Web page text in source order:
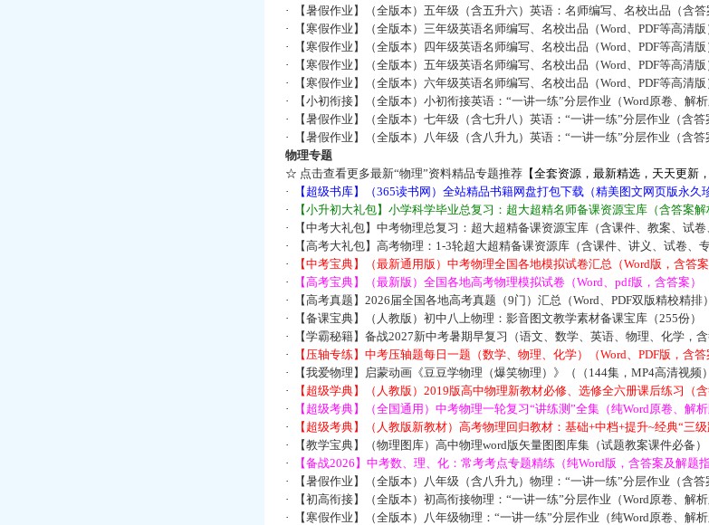
·
【暑假作业】（全版本）五年级（含五升六）英语：名师编写、名校出品（含答
·
【寒假作业】（全版本）三年级英语名师编写、名校出品（Word、PDF等高清版
·
【寒假作业】（全版本）四年级英语名师编写、名校出品（Word、PDF等高清版
·
【寒假作业】（全版本）五年级英语名师编写、名校出品（Word、PDF等高清版
·
【寒假作业】（全版本）六年级英语名师编写、名校出品（Word、PDF等高清版
·
【小初衔接】（全版本）小初衔接英语：“一讲一练”分层作业（Word原卷、解析
·
【暑假作业】（全版本）七年级（含七升八）英语：“一讲一练”分层作业（含答
·
【暑假作业】（全版本）八年级（含八升九）英语：“一讲一练”分层作业（含答
物理专题
☆ 点击查看更多最新“物理”资料精品专题推荐【全套资源，最新精选，天天更新，
·
【超级书库】（365读书网）全站精品书籍网盘打包下载（精美图文网页版永久
·
【小升初大礼包】小学科学毕业总复习：超大超精名师备课资源宝库（含答案解
·
【中考大礼包】中考物理总复习：超大超精备课资源宝库（含课件、教案、试卷
·
【高考大礼包】高考物理：1-3轮超大超精备课资源库（含课件、讲义、试卷、专
·
【中考宝典】（最新通用版）中考物理全国各地模拟试卷汇总（Word版，含答案
·
【高考宝典】（最新版）全国各地高考物理模拟试卷（Word、pdf版，含答案）
·
【高考真题】2026届全国各地高考真题（9门）汇总（Word、PDF双版精校精排）
·
【备课宝典】（人教版）初中八上物理：影音图文教学素材备课宝库（255份）
·
【学霸秘籍】备战2027新中考暑期早复习（语文、数学、英语、物理、化学，含
·
【压轴专练】中考压轴题每日一题（数学、物理、化学）（Word、PDF版，含答
·
【我爱物理】启蒙动画《豆豆学物理（爆笑物理）》（（144集，MP4高清视频）
·
【超级学典】（人教版）2019版高中物理新教材必修、选修全六册课后练习（含
·
【超级考典】（全国通用）中考物理一轮复习“讲练测”全集（纯Word原卷、解析
·
【超级考典】（人教版新教材）高考物理回归教材：基础+中档+提升~经典“三级
·
【教学宝典】（物理图库）高中物理word版矢量图图库集（试题教案课件必备）
·
【备战2026】中考数、理、化：常考考点专题精练（纯Word版，含答案及解题指
·
【暑假作业】（全版本）八年级（含八升九）物理：“一讲一练”分层作业（含答
·
【初高衔接】（全版本）初高衔接物理：“一讲一练”分层作业（Word原卷、解析
·
【寒假作业】（全版本）八年级物理：“一讲一练”分层作业（纯Word原卷、解析